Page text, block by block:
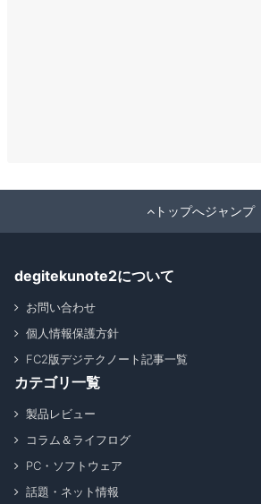
トップへジャンプ
degitekunote2について
お問い合わせ
個人情報保護方針
FC2版デジテクノート記事一覧
カテゴリ一覧
製品レビュー
コラム＆ライフログ
PC・ソフトウェア
話題・ネット情報